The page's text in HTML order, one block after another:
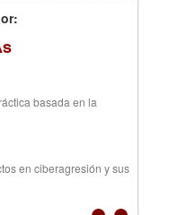
basada en la
en ciberagresión y sus